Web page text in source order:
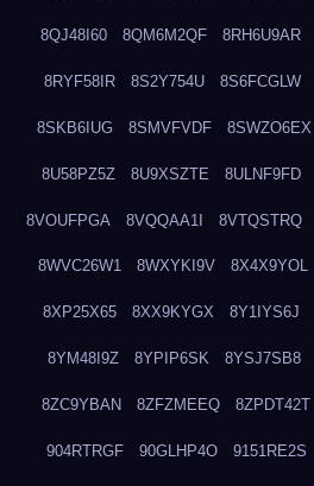
8QJ48I60 8QM6M2QF 8RH6U9AR
8RYF58IR 8S2Y754U 8S6FCGLW
8SKB6IUG 8SMVFVDF 8SWZO6EX
8U58PZ5Z 8U9XSZTE 8ULNF9FD
8VOUFPGA 8VQQAA1I 8VTQSTRQ
8WVC26W1 8WXYKI9V 8X4X9YOL
8XP25X65 8XX9KYGX 8Y1IYS6J
8YM48I9Z 8YPIP6SK 8YSJ7SB8
8ZC9YBAN 8ZFZMEEQ 8ZPDT42T
904RTRGF 90GLHP4O 9151RE2S